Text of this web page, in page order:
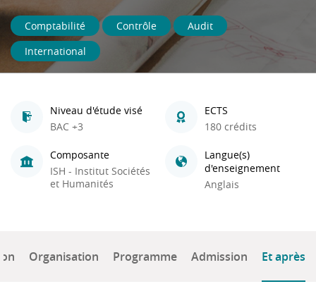
Comptabilité Contrôle
Audit
International
Niveau d'étude visé
BAC +3
ECTS
180 crédits
Composante
ISH - Institut Sociétés
et Humanités
Langue(s)
d'enseignement
Anglais
Organisation Programme Admission Et après